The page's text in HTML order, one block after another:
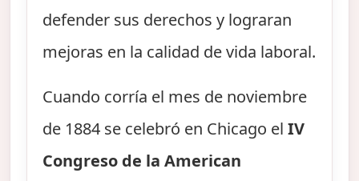
defender sus derechos y lograran
mejoras en la calidad de vida laboral.
Cuando corría el mes de noviembre
de 1884 se celebró en Chicago elIV
Congreso de la American